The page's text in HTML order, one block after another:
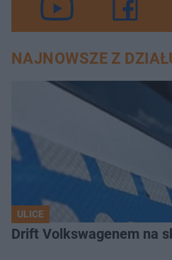
NAJNOWSZE Z
ULICE
Drift Volkswagenem na